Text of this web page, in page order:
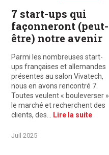
7 start-ups qui
façonneront (peut-
être) notre avenir
Parmi les nombreuses start-
ups françaises et allemandes
présentes au salon Vivatech,
nous en avons rencontré 7.
Toutes veulent « bouleverser »
le marché et recherchent des
clients, des…
Lire la suite
Juil 2025